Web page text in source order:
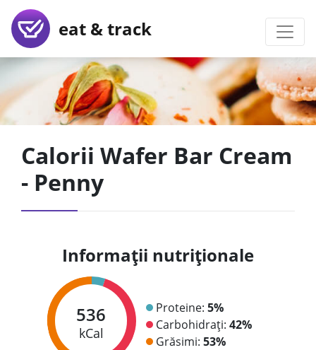
eat & track
Calorii Wafer Bar Cream
- Penny
Informații nutriționale
536
kCal
Proteine: 5%
Carbohidrați: 42%
Grăsimi: 53%